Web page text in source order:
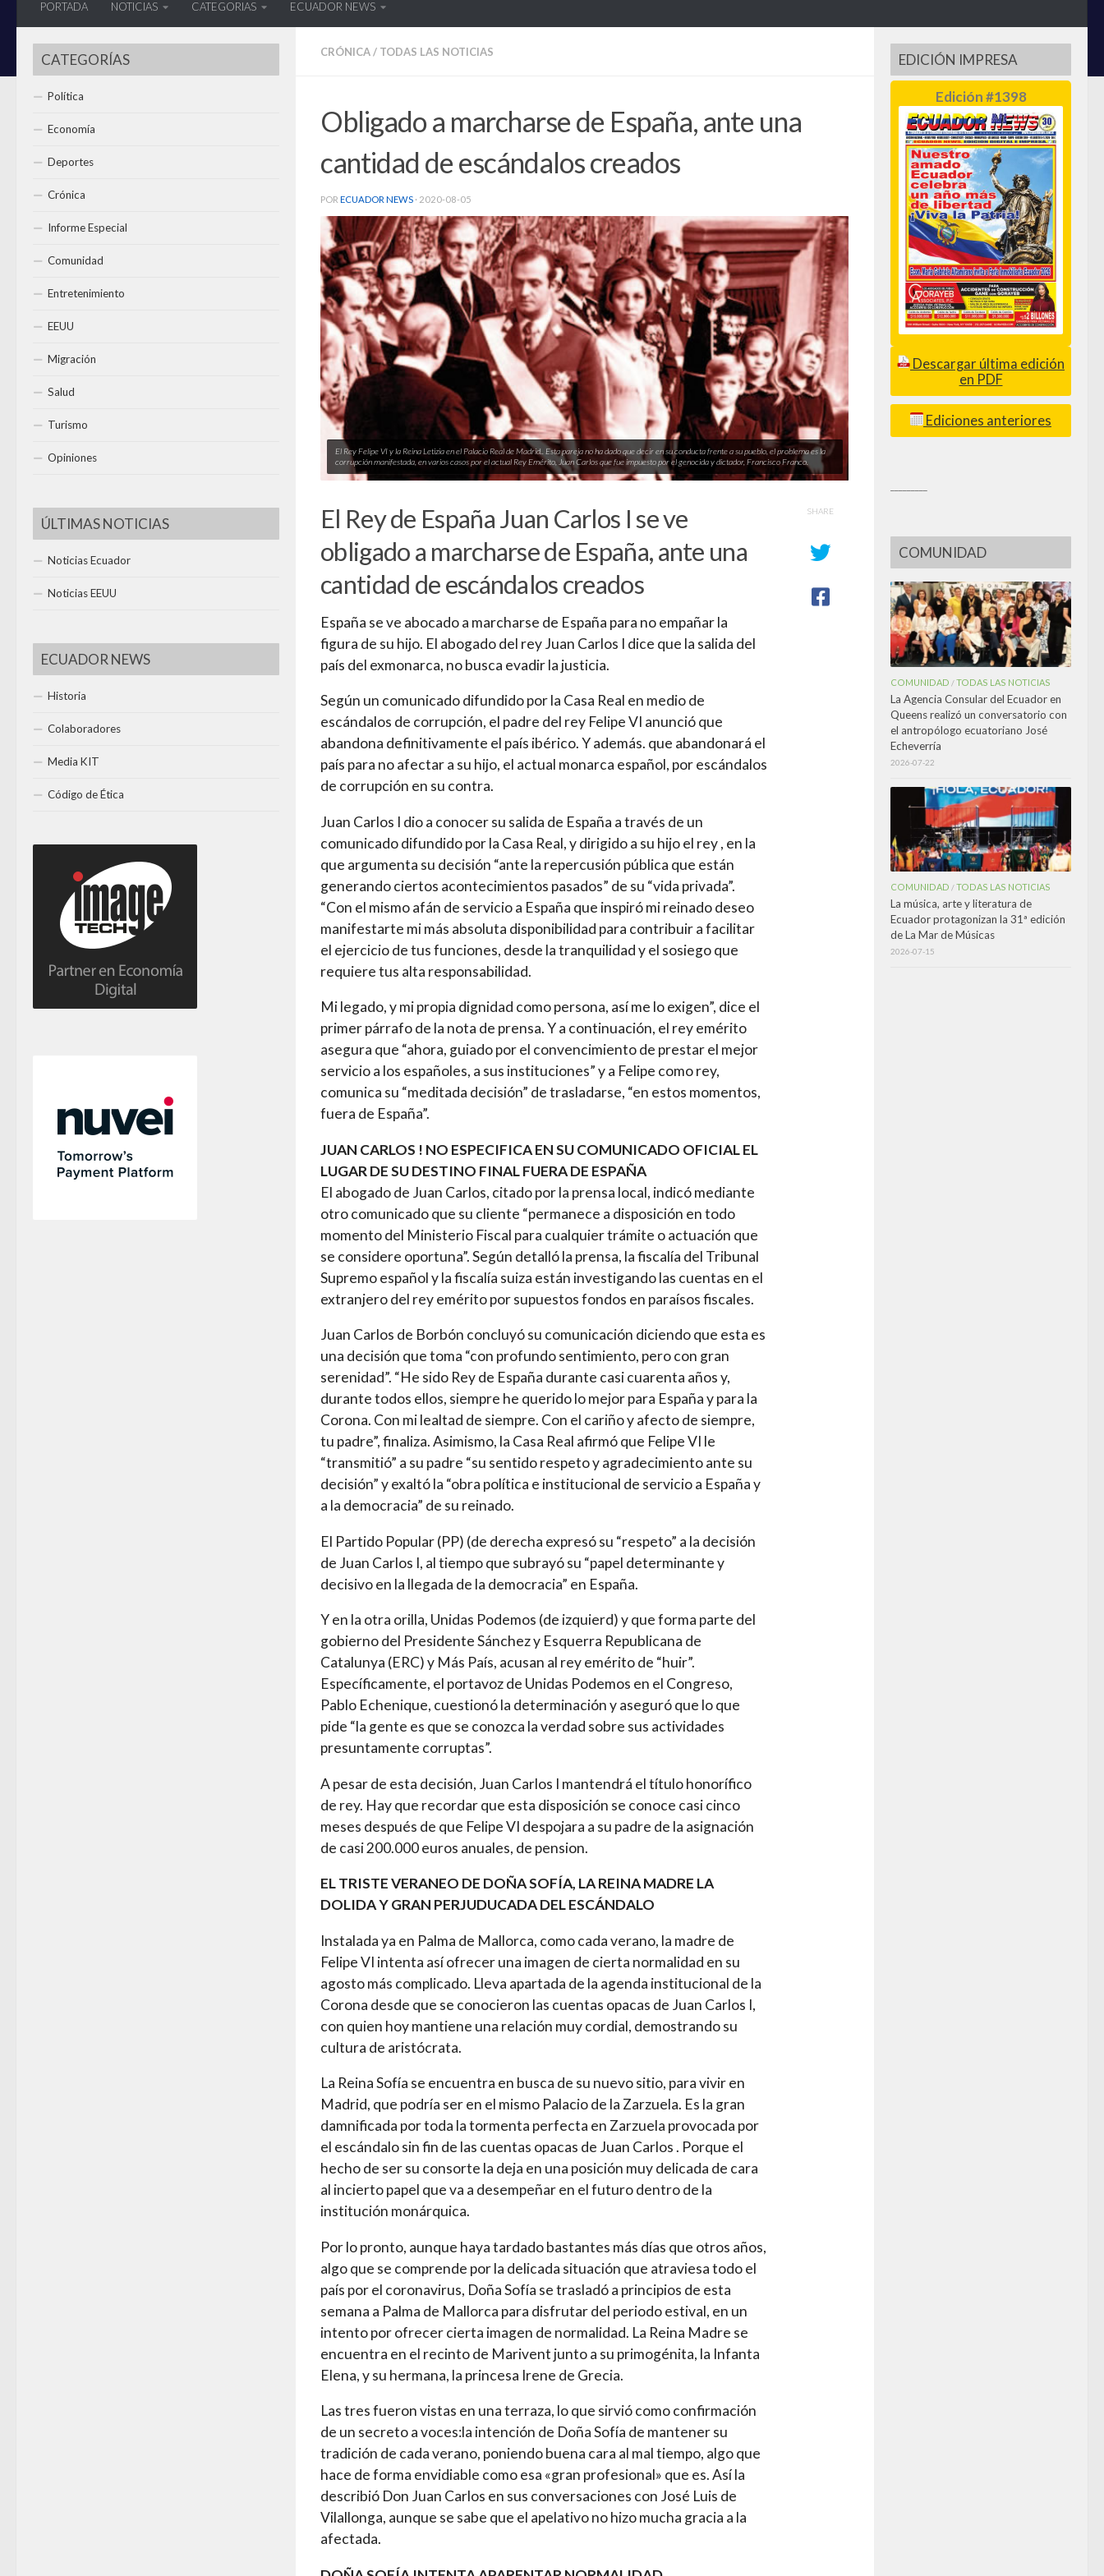
PORTADA NOTICIAS CATEGORIAS ECUADOR NEWS
CRÓNICA/ TODAS LAS NOTICIAS
Obligado a marcharse de España, ante una
cantidad de escándalos creados
POR ECUADOR NEWS · 2020-08-05
El Rey Felipe VI y la Reina Letizia en el Palacio Real de Madrid.. Esta pareja no ha dado que decir en su conducta frente a su pueblo, el problema es la
corrupción manifestada, en varios casos por el actual Rey Emérito, Juan Carlos que fue impuesto por el genocida y dictador, Francisco Franco.
El Rey de España Juan Carlos I se ve
obligado a marcharse de España, ante una
cantidad de escándalos creados
España se ve abocado a marcharse de España para no empañar la
figura de su hijo. El abogado del rey Juan Carlos I dice que la salida del
país del exmonarca, no busca evadir la justicia.
Según un comunicado difundido por la Casa Real en medio de
escándalos de corrupción, el padre del rey Felipe VI anunció que
abandona definitivamente el país ibérico. Y además. que abandonará el
país para no afectar a su hijo, el actual monarca español, por escándalos
de corrupción en su contra.
Juan Carlos I dio a conocer su salida de España a través de un
comunicado difundido por la Casa Real, y dirigido a su hijo el rey , en la
que argumenta su decisión “ante la repercusión pública que están
generando ciertos acontecimientos pasados” de su “vida privada”.
“Con el mismo afán de servicio a España que inspiró mi reinado deseo
manifestarte mi más absoluta disponibilidad para contribuir a facilitar
el ejercicio de tus funciones, desde la tranquilidad y el sosiego que
requiere tus alta responsabilidad.
Mi legado, y mi propia dignidad como persona, así me lo exigen”, dice el
primer párrafo de la nota de prensa. Y a continuación, el rey emérito
asegura que “ahora, guiado por el convencimiento de prestar el mejor
servicio a los españoles, a sus instituciones” y a Felipe como rey,
comunica su “meditada decisión” de trasladarse, “en estos momentos,
fuera de España”.
JUAN CARLOS ! NO ESPECIFICA EN SU COMUNICADO OFICIAL EL
LUGAR DE SU DESTINO FINAL FUERA DE ESPAÑA
El abogado de Juan Carlos, citado por la prensa local, indicó mediante
otro comunicado que su cliente “permanece a disposición en todo
momento del Ministerio Fiscal para cualquier trámite o actuación que
se considere oportuna”. Según detalló la prensa, la fiscalía del Tribunal
Supremo español y la fiscalía suiza están investigando las cuentas en el
extranjero del rey emérito por supuestos fondos en paraísos fiscales.
Juan Carlos de Borbón concluyó su comunicación diciendo que esta es
una decisión que toma “con profundo sentimiento, pero con gran
serenidad”. “He sido Rey de España durante casi cuarenta años y,
durante todos ellos, siempre he querido lo mejor para España y para la
Corona. Con mi lealtad de siempre. Con el cariño y afecto de siempre,
tu padre”, finaliza. Asimismo, la Casa Real afirmó que Felipe VI le
“transmitió” a su padre “su sentido respeto y agradecimiento ante su
decisión” y exaltó la “obra política e institucional de servicio a España y
a la democracia” de su reinado.
El Partido Popular (PP) (de derecha expresó su “respeto” a la decisión
de Juan Carlos I, al tiempo que subrayó su “papel determinante y
decisivo en la llegada de la democracia” en España.
Y en la otra orilla, Unidas Podemos (de izquierd) y que forma parte del
gobierno del Presidente Sánchez y Esquerra Republicana de
Catalunya (ERC) y Más País, acusan al rey emérito de “huir”.
Específicamente, el portavoz de Unidas Podemos en el Congreso,
Pablo Echenique, cuestionó la determinación y aseguró que lo que
pide “la gente es que se conozca la verdad sobre sus actividades
presuntamente corruptas”.
A pesar de esta decisión, Juan Carlos I mantendrá el título honorífico
de rey. Hay que recordar que esta disposición se conoce casi cinco
meses después de que Felipe VI despojara a su padre de la asignación
de casi 200.000 euros anuales, de pension.
EL TRISTE VERANEO DE DOÑA SOFÍA, LA REINA MADRE LA
DOLIDA Y GRAN PERJUDUCADA DEL ESCÁNDALO
Instalada ya en Palma de Mallorca, como cada verano, la madre de
Felipe VI intenta así ofrecer una imagen de cierta normalidad en su
agosto más complicado. Lleva apartada de la agenda institucional de la
Corona desde que se conocieron las cuentas opacas de Juan Carlos I,
con quien hoy mantiene una relación muy cordial, demostrando su
cultura de aristócrata.
La Reina Sofía se encuentra en busca de su nuevo sitio, para vivir en
Madrid, que podría ser en el mismo Palacio de la Zarzuela. Es la gran
damnificada por toda la tormenta perfecta en Zarzuela provocada por
el escándalo sin fin de las cuentas opacas de Juan Carlos . Porque el
hecho de ser su consorte la deja en una posición muy delicada de cara
al incierto papel que va a desempeñar en el futuro dentro de la
institución monárquica.
Por lo pronto, aunque haya tardado bastantes más días que otros años,
algo que se comprende por la delicada situación que atraviesa todo el
país por el coronavirus, Doña Sofía se trasladó a principios de esta
semana a Palma de Mallorca para disfrutar del periodo estival, en un
intento por ofrecer cierta imagen de normalidad. La Reina Madre se
encuentra en el recinto de Marivent junto a su primogénita, la Infanta
Elena, y su hermana, la princesa Irene de Grecia.
Las tres fueron vistas en una terraza, lo que sirvió como confirmación
de un secreto a voces:la intención de Doña Sofía de mantener su
tradición de cada verano, poniendo buena cara al mal tiempo, algo que
hace de forma envidiable como esa «gran profesional» que es. Así la
describió Don Juan Carlos en sus conversaciones con José Luis de
Vilallonga, aunque se sabe que el apelativo no hizo mucha gracia a la
afectada.
SHARE
CATEGORÍAS
Política
Economía
Deportes
Crónica
Informe Especial
Comunidad
Entretenimiento
EEUU
Migración
Salud
Turismo
Opiniones
ÚLTIMAS NOTICIAS
Noticias Ecuador
Noticias EEUU
ECUADOR NEWS
Historia
Colaboradores
Media KIT
Código de Ética
EDICIÓN IMPRESA
Edición #1398
Descargar última edición
en PDF
Ediciones anteriores
COMUNIDAD
COMUNIDAD /TODAS LAS NOTICIAS
La Agencia Consular del Ecuador en
Queens realizó un conversatorio con
el antropólogo ecuatoriano José
Echeverría
2026-07-22
COMUNIDAD /TODAS LAS NOTICIAS
La música, arte y literatura de
Ecuador protagonizan la 31ª edición
de La Mar de Músicas
2026-07-15